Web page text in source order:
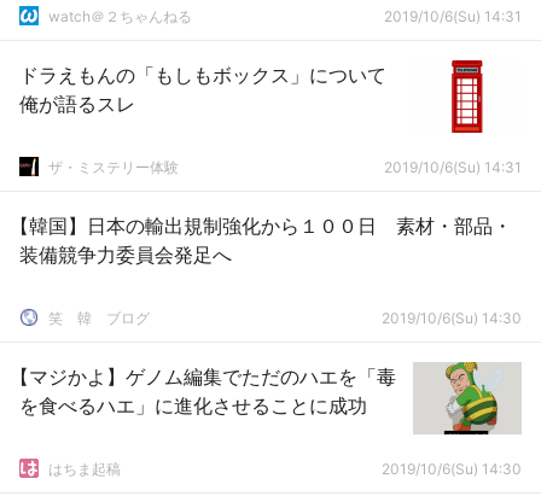
watch＠２ちゃんねる 2019/10/6(Su) 14:31
ドラえもんの「もしもボックス」について
俺が語るスレ
ザ・ミステリー体験 2019/10/6(Su) 14:31
【韓国】日本の輸出規制強化から１００日 素材・部品・
装備競争力委員会発足へ
笑 韓 ブログ 2019/10/6(Su) 14:30
【マジかよ】ゲノム編集でただのハエを「毒
を食べるハエ」に進化させることに成功
はちま起稿 2019/10/6(Su) 14:30